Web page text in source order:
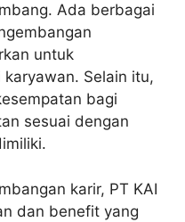
Ada berbagai
untuk
Selain itu,
bagi
sesuai dengan
karir, PT KAI
dan benefit yang